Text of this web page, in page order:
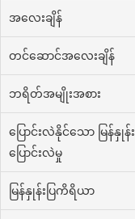
အလေးချိန်
တင်ဆောင်အလေးချိန်
ဘရိတ်အမျိုးအစား
ပြောင်းလဲနိုင်သော မြန်နှုန်း
ပြောင်းလဲမှု
မြန်နှုန်းပြကိရိယာ